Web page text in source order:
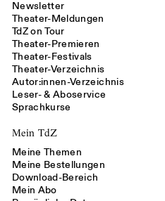
Newsletter
Theater-Meldungen
TdZ on Tour
Theater-Premieren
Theater-Festivals
Theater-Verzeichnis
Autor:innen-Verzeichnis
Leser- & Aboservice
Sprachkurse
Mein TdZ
Meine Themen
Meine Bestellungen
Download-Bereich
Mein Abo